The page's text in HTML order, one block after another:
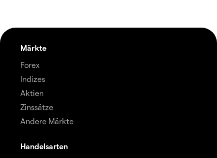
Märkte
Forex
Indizes
Aktien
Zinssätze
Andere Märkte
Handelsarten